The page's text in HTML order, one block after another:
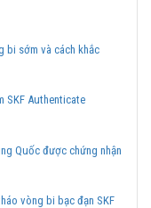
tại Việt Nam.
bi sớm và cách khắc
SKF Authenticate
Quốc được chứng nhận
vòng bi bạc đạn SKF